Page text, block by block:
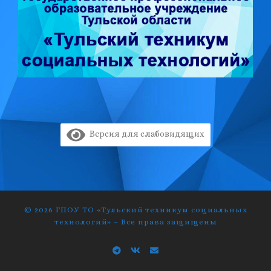
Версия для слабовидящих
© 2026 ГПОУ ТО «Тульский техникум социальных
технологий» – Все права защищены